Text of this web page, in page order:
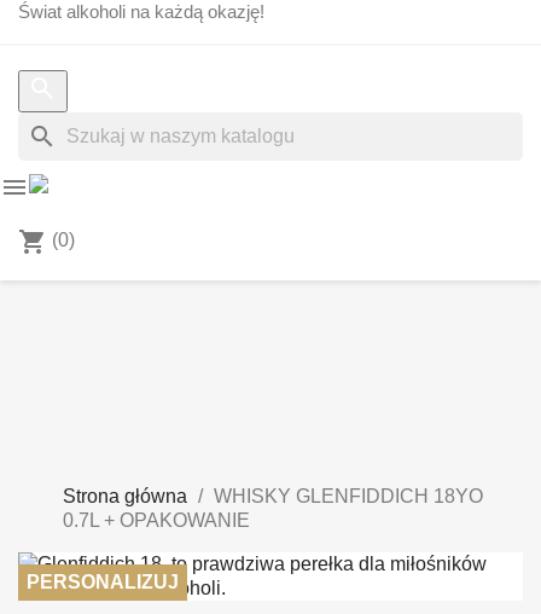
Świat alkoholi na każdą okazję!
search

shopping_cart (0)
Strona główna
WHISKY GLENFIDDICH 18YO
0.7L + OPAKOWANIE
PERSONALIZUJ